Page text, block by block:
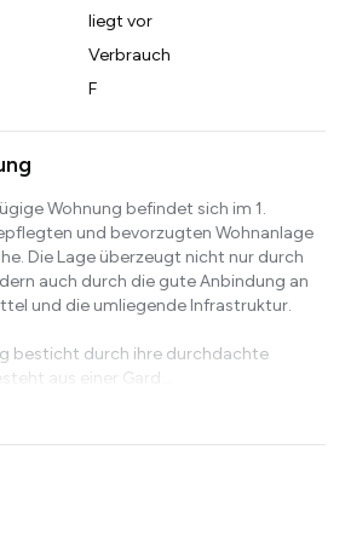
liegt vor
Verbrauch
F
Wohnung befindet sich im 1.
und bevorzugten Wohnanlage
Die Lage überzeugt nicht nur durch
auch durch die gute Anbindung an
und die umliegende Infrastruktur.
besticht durch ihre durchdachte
aus einer Gard...